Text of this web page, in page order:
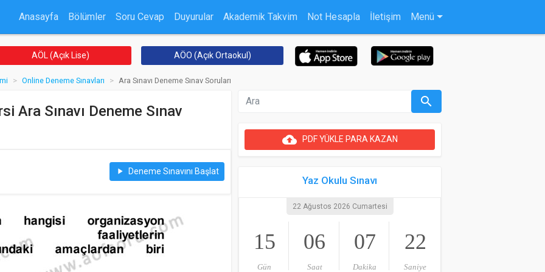
Anasayfa Bölümler Soru Cevap Duyurular Akademik Takvim Not Hesapla İletişim Menü
AÖL (Açık Lise) AÖO (Açık Ortaokul)
Online Deneme Sınavları Ara Sınavı Deneme Sınav Soruları
Ara Sınavı Deneme Sınav
play_arrow Deneme Sınavını Başlat
search
cloud_uploadPDF YÜKLE PARA KAZAN
Yaz Okulu Sınavı
22 Ağustos 2026 Cumartesi
15
Gün
06
Saat
07
Dakika
21
Saniye